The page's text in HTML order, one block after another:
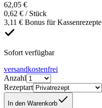
62,05 €
0,62 € / Stück
3,11 € Bonus für Kassenrezepte
Sofort verfügbar
versandkostenfrei
Anzahl
Rezeptart
In den Warenkorb